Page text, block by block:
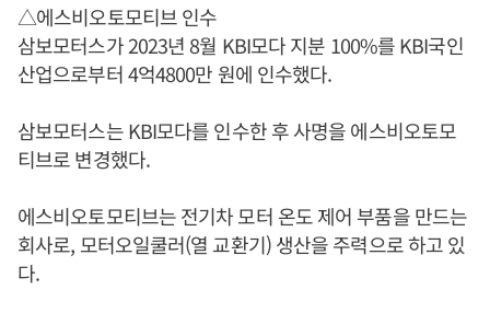
△에스비오토모티브 인수
삼보모터스가 2023년 8월 KBI모다 지분 100%를 KBI국인
산업으로부터 4억4800만 원에 인수했다.
삼보모터스는 KBI모다를 인수한 후 사명을 에스비오토모
티브로 변경했다.
에스비오토모티브는 전기차 모터 온도 제어 부품을 만드는
회사로, 모터오일쿨러(열 교환기) 생산을 주력으로 하고 있
다.